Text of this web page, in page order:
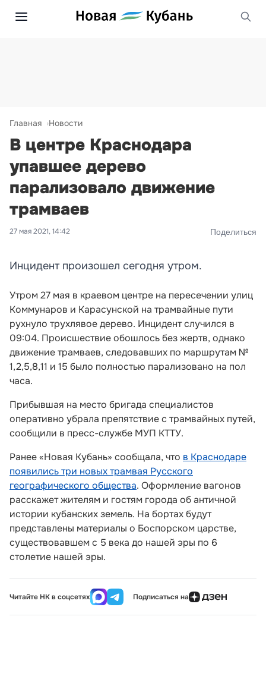
Главная Новости
В центре Краснодара
упавшее дерево
парализовало движение
трамваев
27 мая 2021, 14:42 Поделиться
Инцидент произошел сегодня утром.
Утром 27 мая в краевом центре на пересечении улиц
Коммунаров и Карасунской на трамвайные пути
рухнуло трухлявое дерево. Инцидент случился в
09:04. Происшествие обошлось без жертв, однако
движение трамваев, следовавших по маршрутам №
1,2,5,8,11 и 15 было полностью парализовано на пол
часа.
Прибывшая на место бригада специалистов
оперативно убрала препятствие с трамвайных путей,
сообщили в пресс-службе МУП КТТУ.
Ранее «Новая Кубань» сообщала, что в Краснодаре
появились три новых трамвая Русского
географического общества. Оформление вагонов
расскажет жителям и гостям города об античной
истории кубанских земель. На бортах будут
представлены материалы о Боспорском царстве,
существовавшем с 5 века до нашей эры по 6
столетие нашей эры.
Читайте НК в соцсетях Подписаться на